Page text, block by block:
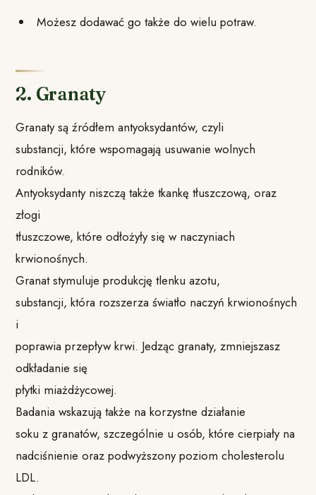
Możesz dodawać go także do wielu potraw.
2. Granaty
Granaty są źródłem antyoksydantów, czyli
substancji, które wspomagają usuwanie wolnych
rodników.
Antyoksydanty niszczą także tkankę tłuszczową, oraz
złogi
tłuszczowe, które odłożyły się w naczyniach
krwionośnych.
Granat stymuluje produkcję tlenku azotu,
substancji, która rozszerza światło naczyń krwionośnych
i
poprawia przepływ krwi. Jedząc granaty, zmniejszasz
odkładanie się
płytki miażdżycowej.
Badania wskazują także na korzystne działanie
soku z granatów, szczególnie u osób, które cierpiały na
nadciśnienie oraz podwyższony poziom cholesterolu
LDL.